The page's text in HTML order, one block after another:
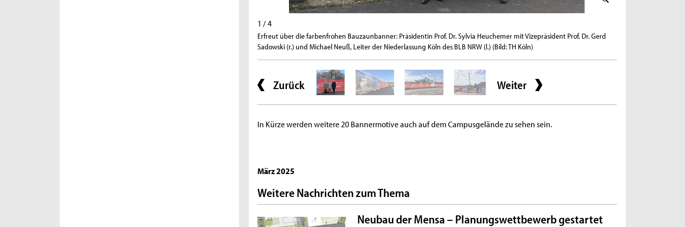
1 / 4
Erfreut über die farbenfrohen Bauzaunbanner: Präsidentin Prof. Dr. Sylvia Heuchemer mit Vizepräsident Prof. Dr. Gerd
Sadowski (r.) und Michael Neuß, Leiter der Niederlassung Köln des BLB NRW (l.) (Bild: TH Köln)
Zurück Weiter
In Kürze werden weitere 20 Bannermotive auch auf dem Campusgelände zu sehen sein.
März 2025
Weitere Nachrichten zum Thema
Neubau der Mensa – Planungswettbewerb gestartet